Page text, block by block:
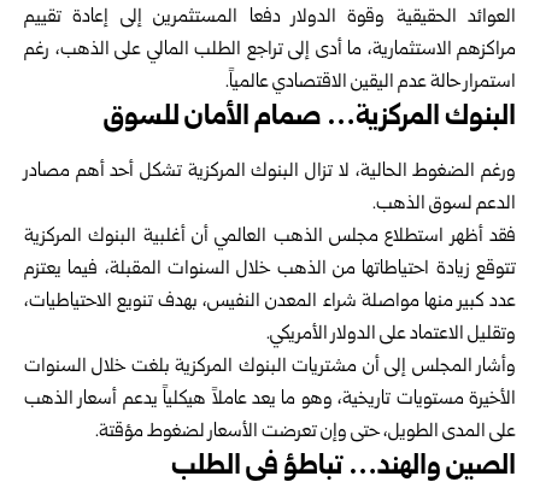
العوائد الحقيقية وقوة الدولار دفعا المستثمرين إلى إعادة تقييم
مراكزهم الاستثمارية، ما أدى إلى تراجع الطلب المالي على الذهب، رغم
استمرار حالة عدم اليقين الاقتصادي عالمياً.
البنوك المركزية… صمام الأمان للسوق
ورغم الضغوط الحالية، لا تزال البنوك المركزية تشكل أحد أهم مصادر
الدعم لسوق الذهب.
فقد أظهر استطلاع مجلس الذهب العالمي أن أغلبية البنوك المركزية
تتوقع زيادة احتياطاتها من الذهب خلال السنوات المقبلة، فيما يعتزم
عدد كبير منها مواصلة شراء المعدن النفيس، بهدف تنويع الاحتياطيات،
وتقليل الاعتماد على الدولار الأمريكي.
وأشار المجلس إلى أن مشتريات البنوك المركزية بلغت خلال السنوات
الأخيرة مستويات تاريخية، وهو ما يعد عاملاً هيكلياً يدعم أسعار الذهب
على المدى الطويل، حتى وإن تعرضت الأسعار لضغوط مؤقتة.
الصين والهند… تباطؤ في الطلب